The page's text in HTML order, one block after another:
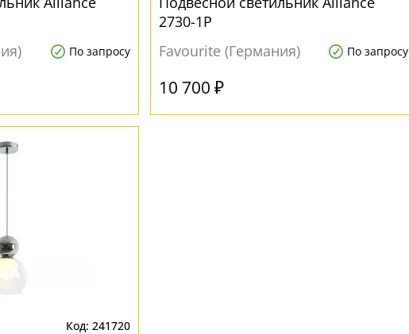
По запросу
2730-1P
Favourite (Германия)
По запросу
10 700 ₽
241720